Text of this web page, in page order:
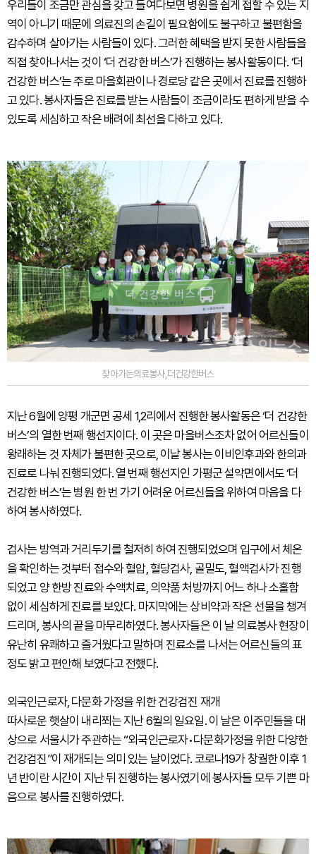
우리들이 조금만 관심을 갖고 들여다보면 병원을 쉽게 접할 수 있는 지
역이 아니기 때문에 의료진의 손길이 필요함에도 불구하고 불편함을
감수하며 살아가는 사람들이 있다. 그러한 혜택을 받지 못한 사람들을
직접 찾아나서는 것이 ‘더 건강한 버스’가 진행하는 봉사활동이다. ‘더
건강한 버스’는 주로 마을회관이나 경로당 같은 곳에서 진료를 진행하
고 있다. 봉사자들은 진료를 받는 사람들이 조금이라도 편하게 받을 수
있도록 세심하고 작은 배려에 최선을 다하고 있다.
찾아가는의료봉사,더건강한버스
지난 6월에 양평 개군면 공세 1,2리에서 진행한 봉사활동은 ‘더 건강한
버스’의 열한 번째 행선지이다. 이 곳은 마을버스조차 없어 어르신들이
왕래하는 것 자체가 불편한 곳으로, 이날 봉사는 이비인후과와 한의과
진료로 나눠 진행되었다. 열 번째 행선지인 가평군 설악면에서도 ‘더
건강한 버스’는 병원 한 번 가기 어려운 어르신들을 위하여 마음을 다
하여 봉사하였다.
검사는 방역과 거리두기를 철저히 하여 진행되었으며 입구에서 체온
을 확인하는 것부터 접수와 혈압, 혈당검사, 골밀도, 혈액검사가 진행
되었고 양 한방 진료와 수액치료, 의약품 처방까지 어느 하나 소홀함
없이 세심하게 진료를 보았다. 마지막에는 상비약과 작은 선물을 챙겨
드리며, 봉사의 끝을 마무리하였다. 봉사자들은 이 날 의료봉사 현장이
유난히 유쾌하고 즐거웠다고 말하며 진료소를 나서는 어르신들의 표
정도 밝고 편안해 보였다고 전했다.
외국인근로자, 다문화 가정을 위한 건강검진 재개
따사로운 햇살이 내리쬐는 지난 6월의 일요일. 이 날은 이주민들을 대
상으로 서울시가 주관하는 “외국인근로자•다문화가정을 위한 다양한
건강검진”이 재개되는 의미 있는 날이었다. 코로나19가 창궐한 이후 1
년 반이란 시간이 지난 뒤 진행하는 봉사였기에 봉사자들 모두 기쁜 마
음으로 봉사를 진행하였다.